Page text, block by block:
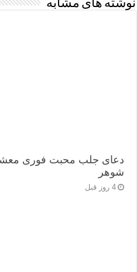
نوشته های مشابه
دعای جلب محبت فوری
شوهر
4 روز قبل